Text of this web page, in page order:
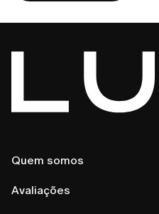
Quem somos
Avaliações